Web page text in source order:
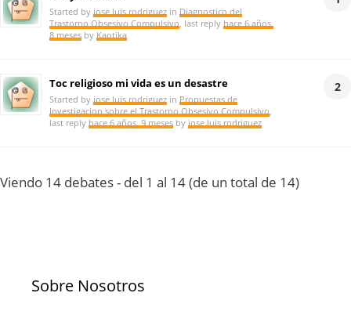
Started by jose luis rodriguez in Diagnostico del
Trastorno Obsesivo Compulsivo , last reply hace 6 años,
8 mesesby Kaotika
Toc religioso mi vida es un desastre
Started by jose luis rodriguez in Propuestas de
Investigacion sobre el Trastorno Obsesivo Compulsivo
last reply hace 6 años, 9 mesesby jose luis rodriguez
2
Viendo 14 debates - del 1 al 14 (de un total de 14)
Sobre Nosotros